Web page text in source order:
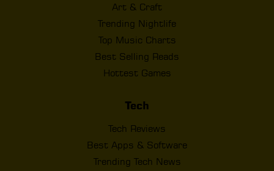
Art & Craft
Trending Nightlife
Top Music Charts
Best Selling Reads
Hottest Games
Tech
Tech Reviews
Best Apps & Software
Trending Tech News